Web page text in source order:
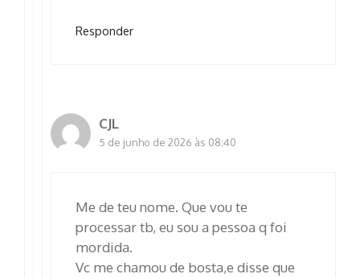
Responder
CJL
5 de junho de 2026 às 08:40
Me de teu nome. Que vou te
processar tb, eu sou a pessoa q foi
mordida.
Vc me chamou de bosta,e disse que